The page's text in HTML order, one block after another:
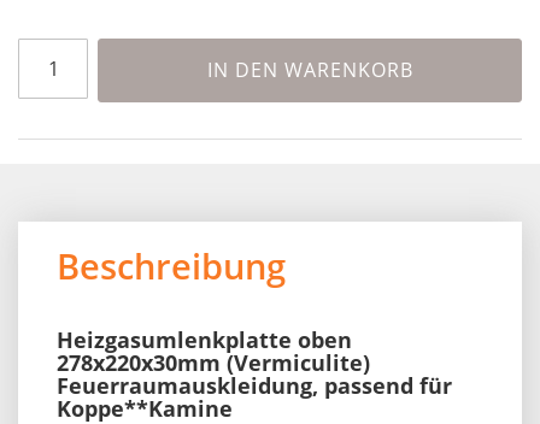
IN DEN WARENKORB
Beschreibung
Heizgasumlenkplatte oben
278x220x30mm (Vermiculite)
Feuerraumauskleidung, passend für
Koppe**Kamine